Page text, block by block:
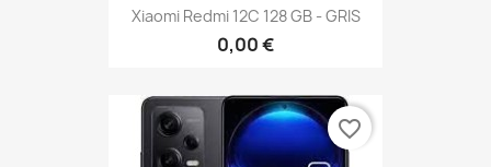
Xiaomi Redmi 12C 128 GB - GRIS
0,00 €
favorite_border